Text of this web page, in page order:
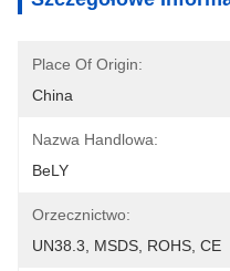
Place Of Origin:
China
Nazwa Handlowa:
BeLY
Orzecznictwo:
UN38.3, MSDS, ROHS, CE